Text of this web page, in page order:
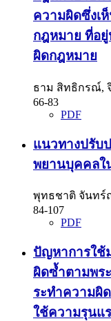
ความผิดซึ่งเ
กฎหมาย ที่อยู่
ผิดกฎหมาย
ธาม สิทธิกรณ์,
66-83
PDF
แนวทางปรับ
พยานบุคคลใ
พุทธชาติ จันทร์
84-107
PDF
ปัญหาการใช้
ผิดซ้ำตามพร
ระทำความผิ
ใช้ความรุนแ